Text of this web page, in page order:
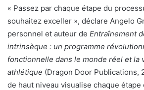
« Passez par chaque étape du
souhaitez exceller », déclare Angelo
personnel et auteur de Entraînement
intrinsèque : un programme
fonctionnelle dans le monde réel et la
athlétique (Dragon Door Publications,
de haut niveau visualise chaque étape